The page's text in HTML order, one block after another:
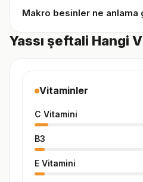
Makro besinler ne anlama
Yassı şeftali Hangi
Vitaminler
C Vitamini
B3
E Vitamini